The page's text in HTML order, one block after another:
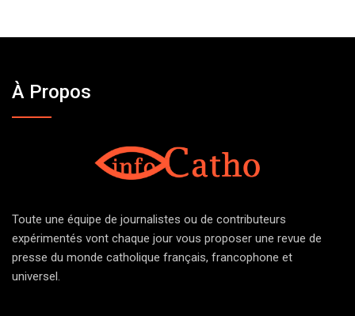
À Propos
Toute une équipe de journalistes ou de contributeurs
expérimentés vont chaque jour vous proposer une revue de
presse du monde catholique français, francophone et
universel.